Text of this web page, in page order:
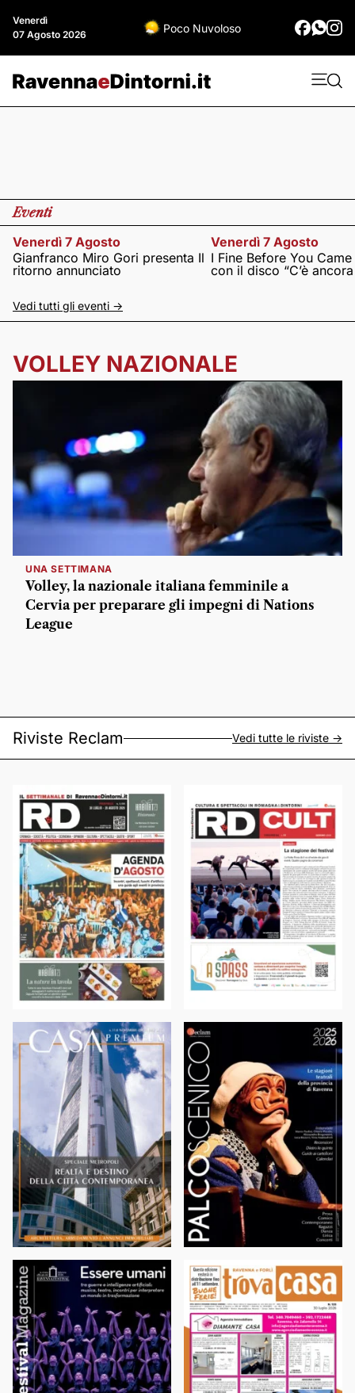
Venerdì
07 Agosto 2026
Poco Nuvoloso
Eventi
Venerdì 7 Agosto
Gianfranco Miro Gori presenta Il
ritorno annunciato
Venerdì 7 Agosto
I Fine Before You
con il disco “C’è
Vedi tutti gli eventi ->
VOLLEY NAZIONALE
UNA SETTIMANA
Volley, la nazionale italiana femminile a
Cervia per preparare gli impegni di Nations
League
Riviste Reclam Vedi tutte le riviste ->